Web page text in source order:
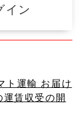
イン
ト運輸 お届け
賃収受の開